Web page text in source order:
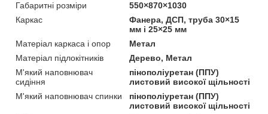
Габаритні розміри
550×870×1030
Каркас
Фанера, ДСП, труба 30×15
мм і 25×25 мм
Матеріал каркаса і опор
Метал
Матеріал підлокітників
Дерево, Метал
М'який наповнювач
сидіння
пінополіуретан (ППУ)
листовий високої щільності
М'який наповнювач спинки
пінополіуретан (ППУ)
листовий високої щільності